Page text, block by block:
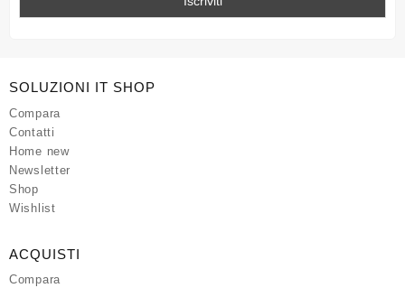
SOLUZIONI IT SHOP
Compara
Contatti
Home new
Newsletter
Shop
Wishlist
ACQUISTI
Compara